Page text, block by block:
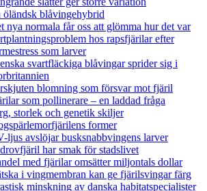
öländsk blåvingehybrid
nya normala får oss att glömma hur det var
hos rapsfjärilar efter
som larver
svartfläckiga blåvingar sprider sig i
blomning som försvar mot fjäril
som pollinerare – en laddad fråga
storlek och genetik skiljer
former
ljus avslöjar busksnabbvingens larver
har smak för stadslivet
med fjärilar omsätter miljontals dollar
i vingmembran kan ge fjärilsvingar färg
minskning av danska habitatspecialister